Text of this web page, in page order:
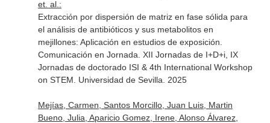
et. al.:
Extracción por dispersión de matriz en fase sólida para
el análisis de antibióticos y sus metabolitos en
mejillones: Aplicación en estudios de exposición.
Comunicación en Jornada. XII Jornadas de I+D+i, IX
Jornadas de doctorado ISI & 4th International Workshop
on STEM. Universidad de Sevilla. 2025
Mejías, Carmen, Santos Morcillo, Juan Luis, Martin
Bueno, Julia, Aparicio Gomez, Irene, Alonso Álvarez,